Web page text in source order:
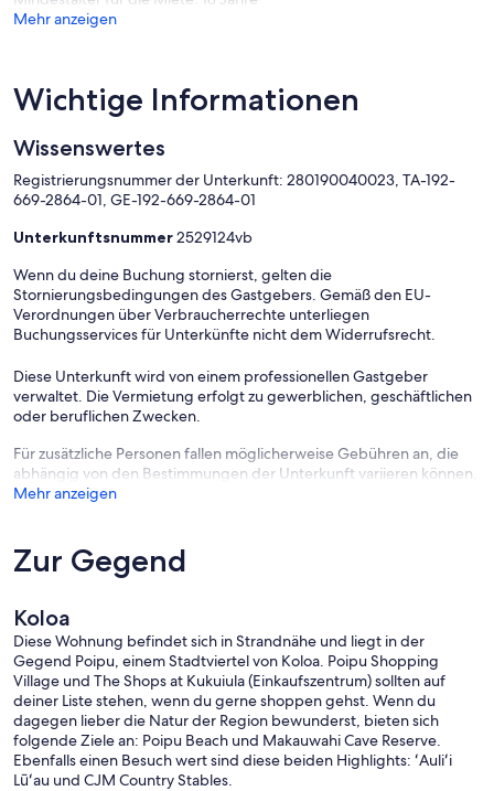
Poipu Shores, and you`ll love the oceanfront path that leads from
the complex to the beach. Along the way, you`ll see the
next door, and finally see all the sea life in the water.
matter what.
Mehr anzeigen
Wichtige Informationen
Wissenswertes
Registrierungsnummer der Unterkunft: 280190040023, TA-192-
669-2864-01, GE-192-669-2864-01
Unterkunftsnummer2529124vb
Wenn du deine Buchung stornierst, gelten die
Stornierungsbedingungen des Gastgebers. Gemäß den EU-
Verordnungen über Verbraucherrechte unterliegen
Buchungsservices für Unterkünfte nicht dem Widerrufsrecht.
Diese Unterkunft wird von einem professionellen Gastgeber
verwaltet. Die Vermietung erfolgt zu gewerblichen, geschäftlichen
oder beruflichen Zwecken.
Für zusätzliche Personen fallen möglicherweise Gebühren an, die
abhängig von den Bestimmungen der Unterkunft variieren können.
Mehr anzeigen
Zur Gegend
Koloa
Diese Wohnung befindet sich in Strandnähe und liegt in der
Gegend Poipu, einem Stadtviertel von Koloa. Poipu Shopping
Village und The Shops at Kukuiula (Einkaufszentrum) sollten auf
deiner Liste stehen, wenn du gerne shoppen gehst. Wenn du
dagegen lieber die Natur der Region bewunderst, bieten sich
folgende Ziele an: Poipu Beach und Makauwahi Cave Reserve.
Ebenfalls einen Besuch wert sind diese beiden Highlights: ʻAuliʻi
Lūʻau und CJM Country Stables.